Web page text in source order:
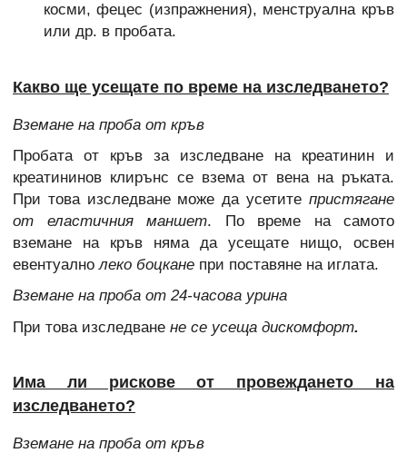
косми, фецес (изпражнения), менструална кръв
или др. в пробата.
Какво ще усещате по време на изследването?
Вземане на проба от кръв
Пробата от кръв за изследване на креатинин и
креатининов клирънс се взема от вена на ръката.
При това изследване може да усетите пристягане
от еластичния маншет. По време на самото
вземане на кръв няма да усещате нищо, освен
евентуалнолеко боцкане при поставяне на иглата.
Вземане на проба от 24-часова урина
При това изследване не се усеща дискомфорт.
Има ли рискове от провеждането на
изследването?
Вземане на проба от кръв